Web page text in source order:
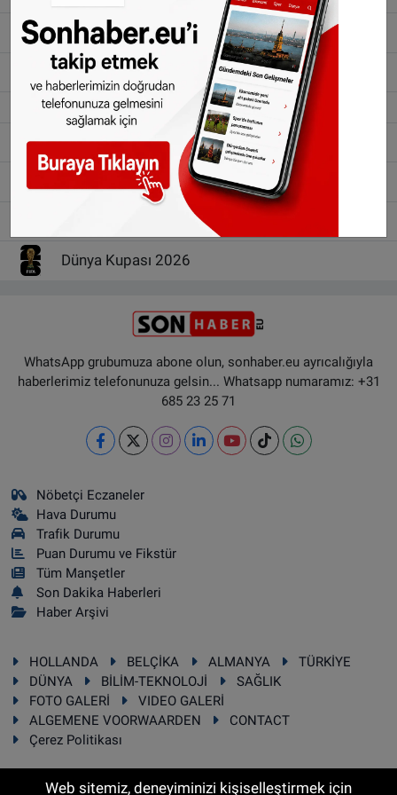
İtalya Serie A
Fransa Ligue 1
Azerbaijan Premyer Liqa
Şampiyonlar Ligi
Avrupa Ligi
Dünya Kupası 2026
WhatsApp grubumuza abone olun, sonhaber.eu ayrıcalığıyla
haberlerimiz telefonunuza gelsin... Whatsapp numaramız: +31
685 23 25 71
Nöbetçi Eczaneler
Hava Durumu
Trafik Durumu
Puan Durumu ve Fikstür
Tüm Manşetler
Son Dakika Haberleri
Haber Arşivi
HOLLANDA BELÇİKA ALMANYA
TÜRKİYE
DÜNYA
BİLİM-TEKNOLOJİ
SAĞLIK
FOTO GALERİ
VIDEO GALERİ
ALGEMENE VOORWAARDEN
CONTACT
Çerez Politikası
Web sitemiz, deneyiminizi kişiselleştirmek için